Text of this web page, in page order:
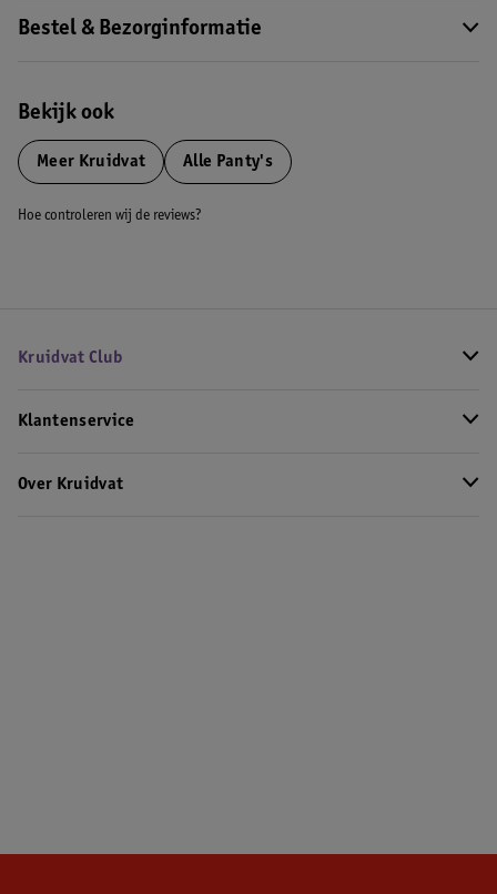
Bestel & Bezorginformatie
Bekijk ook
Meer Kruidvat Alle Panty's
Hoe controleren wij de reviews?
Kruidvat Club
Klantenservice
Over Kruidvat